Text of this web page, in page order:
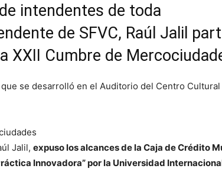
intendentes de toda
de SFVC, Raúl Jalil
XXII Cumbre de
se desarrolló en el Auditorio del Centro Cultural
Jalil, expuso los alcances de la Caja de Crédito
Innovadora” por la Universidad